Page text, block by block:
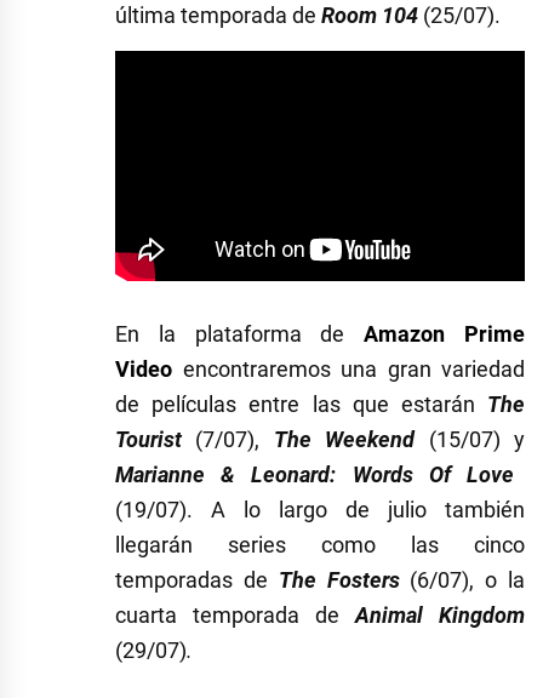
última temporada de Room 104 (25/07).
En la plataforma deAmazon Prime
Video encontraremos una gran variedad
de películas entre las que estarán The
Tourist(7/07), The Weekend (15/07) y
Marianne & Leonard: Words Of Love
(19/07). A lo largo de julio también
llegarán series como las cinco
temporadas de The Fosters (6/07), o la
cuarta temporada deAnimal Kingdom
(29/07).